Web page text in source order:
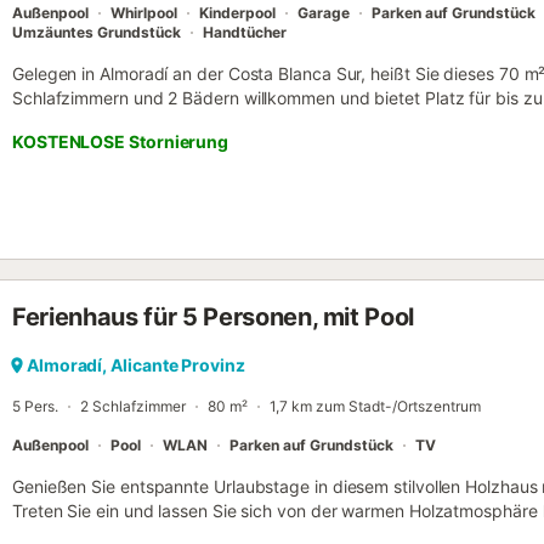
Außenpool Whirlpool Kinderpool Garage Parken auf Grundstück
Umzäuntes Grundstück
Handtücher
Gelegen in Almoradí an der Costa Blanca Sur, heißt Sie dieses 70
Schlafzimmern und 2 Bädern willkommen und bietet Platz für bis
Küche mit Geschirrspüler, Klimaanlage im Wohnzimmer und
Smart-TV mit DVD-Player, HDMI-Anschluss, Kabel-TV mit 100
dreistöckigen Gebäude vorhanden. Sie genießen Ihre eigene
sowie Zugang zu gemeinschaftlichen offenen Terrassen. Der
Gemeinschaftsgarage als auch auf der Straße zur Verfügung.
Supermarkt ist nur 230 Meter entfernt, Restaurants erreichen Sie
km. WLAN ist gegen Gebühr ve...
KOSTENLOSE Stornierung
Ferienhaus für 5 Personen, mit Pool
Almoradí, Alicante Provinz
5 Pers. 2 Schlafzimmer 80 m² 1,7 km zum Stadt-/Ortszentrum
Außenpool Pool WLAN Parken auf Grundstück TV
Genießen Sie entspannte Urlaubstage in diesem stilvollen
Treten Sie ein und lassen Sie sich von der warmen